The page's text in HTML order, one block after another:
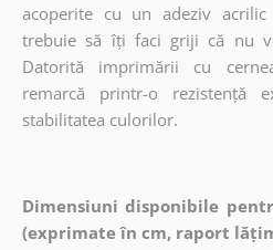
acoperite cu un adeziv
trebuie să îți faci griji că nu
Datorită imprimării cu
remarcă printr-o rezistență
stabilitatea culorilor.
Dimensiuni disponibile
(exprimate în cm, raport